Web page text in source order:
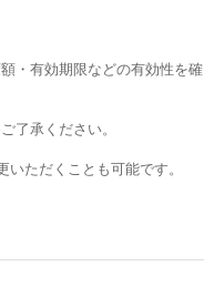
・有効期限などの有効性を確
了承ください。
ただくことも可能です。